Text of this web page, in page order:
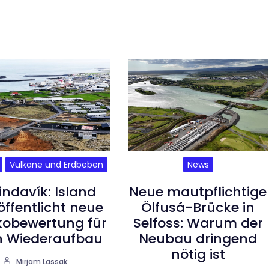
Vulkane und Erdbeben
Island
neue
für
Wiederaufbau
Mirjam Lassak
News
Neue mautpflichtige
Ölfusá-Brücke in
Selfoss: Warum der
Neubau dringend
nötig ist